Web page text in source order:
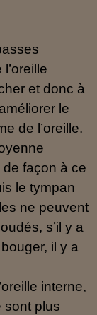
et donc à
le
de l’oreille.
de façon à ce
le tympan
ne peuvent
s’il y a
il y a
interne,
sont plus